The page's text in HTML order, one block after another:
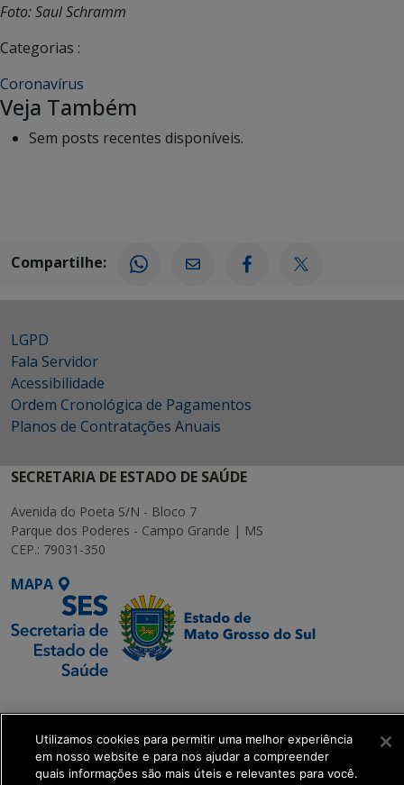
Foto: Saul Schramm
Categorias :
Coronavírus
Veja Também
Sem posts recentes disponíveis.
Compartilhe:
LGPD
Fala Servidor
Acessibilidade
Ordem Cronológica de Pagamentos
Planos de Contratações Anuais
SECRETARIA DE ESTADO DE SAÚDE
Avenida do Poeta S/N - Bloco 7
Parque dos Poderes - Campo Grande | MS
CEP.: 79031-350
MAPA
Executiva de
Transformação Digital
Utilizamos cookies para permitir uma melhor experiência
em nosso website e para nos ajudar a compreender
quais informações são mais úteis e relevantes para você.